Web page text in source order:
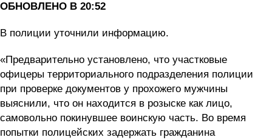
ОБНОВЛЕНО В 20:52
В полиции уточнили информацию.
«Предварительно установлено, что участковые
офицеры территориального подразделения полиции
при проверке документов у прохожего мужчины
выяснили, что он находится в розыске как лицо,
самовольно покинувшее воинскую часть. Во время
попытки полицейских задержать гражданина